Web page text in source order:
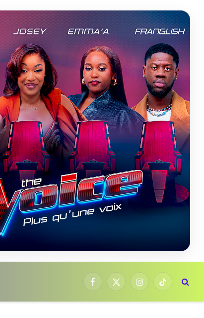
Facebook
X
InstagramTikTok